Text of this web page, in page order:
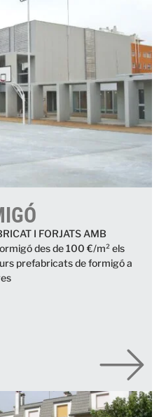
I FORJATS AMB
des de 100 €/m² els
prefabricats de formigó a